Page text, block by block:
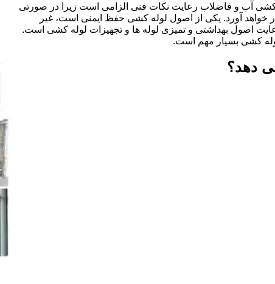
آب و فاضلاب رعایت نکات فنی الزامی است زیرا در صورتی
خواهد آورد. یکی از اصول لوله کشی حفظ ایمنی است، غیر
اصول بهداشتی و تمیزی لوله ها و تجهیزات لوله کشی است.
کشی بسیار مهم است.
دهد؟